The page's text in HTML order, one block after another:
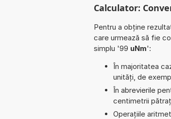
Calculator:
Pentru a obține
care urmează să fie
simplu '99 uNm':
În majoritatea
unități, de
În abrevierile
centimetrii
Operațiile